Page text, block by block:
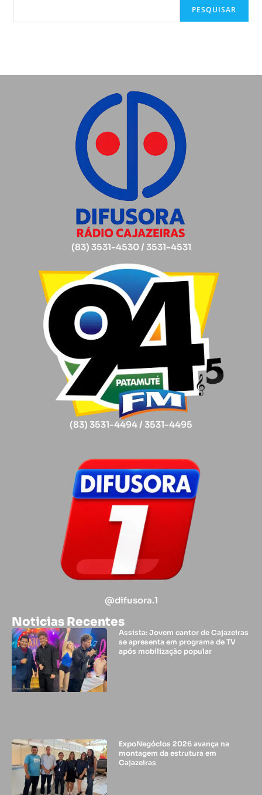
PESQUISAR
(83) 3531-4530 / 3531-4531
(83) 3531-4494 / 3531-4495
@difusora.1
Noticias Recentes
Assista: Jovem cantor de Cajazeiras
se apresenta em programa de TV
após mobilização popular
ExpoNegócios 2026 avança na
montagem da estrutura em
Cajazeiras